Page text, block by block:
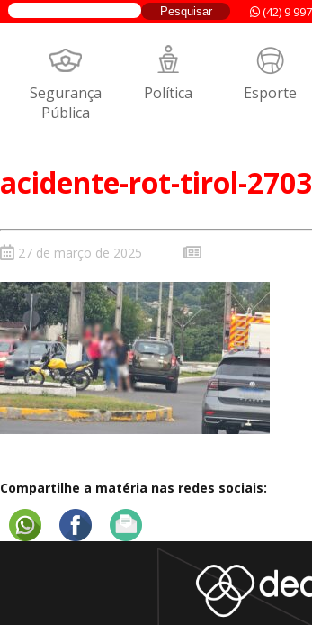
(42) 9
Segurança
Pública
Política Esporte
acidente-rot-tirol-
27 de março de 2025
Compartilhe a matéria nas redes sociais: